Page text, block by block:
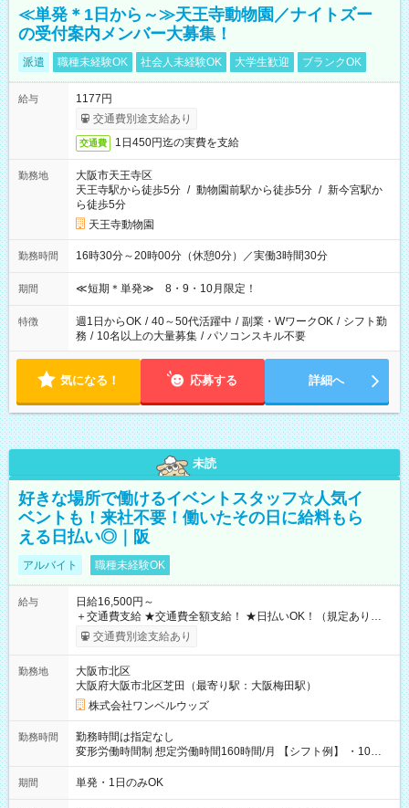
≪単発＊1日から～≫天王寺動物園／ナイトズー
の受付案内メンバー大募集！
派遣 職種未経験OK 社会人未経験OK 大学生歓迎 ブランクOK
給与
1177円
交通費別途支給あり
交通費 1日450円迄の実費を支給
勤務地
大阪市天王寺区
天王寺駅から徒歩5分 / 動物園前駅から徒歩5分 / 新今宮駅か
ら徒歩5分
天王寺動物園
勤務時間 16時30分～20時00分（休憩0分）／実働3時間30分
期間 ≪短期＊単発≫ 8・9・10月限定！
特徴 週1日からOK / 40～50代活躍中 / 副業・WワークOK / シフト勤
務 / 10名以上の大量募集 / パソコンスキル不要
気になる！ 応募する 詳細へ
未読
好きな場所で働けるイベントスタッフ☆人気イ
ベントも！来社不要！働いたその日に給料もら
える日払い◎｜阪
アルバイト 職種未経験OK
給与
日給16,500円～
＋交通費支給 ★交通費全額支給！ ★日払いOK！（規定あり） ┗
働いたその日に現金GET♪ お仕事後はコンビニATMから 日払
交通費別途支給あり
勤務地
大阪市北区
大阪府大阪市北区芝田（最寄り駅：大阪梅田駅）
株式会社ワンベルウッズ
勤務時間
勤務時間は指定なし
変形労働時間制 想定労働時間160時間/月 【シフト例】 ・10：
00～20：00
期間 単発・1日のみOK